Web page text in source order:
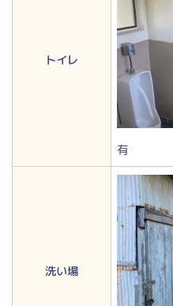
トイレ
有
洗い場